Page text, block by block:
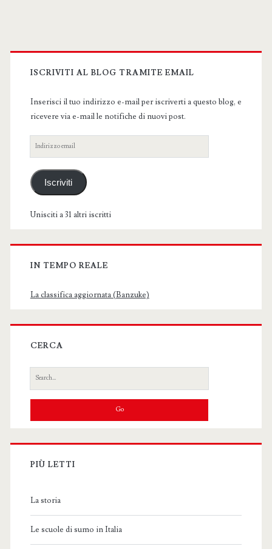
Primary
Sidebar
ISCRIVITI AL BLOG TRAMITE EMAIL
Inserisci il tuo indirizzo e-mail per iscriverti a questo blog, e
ricevere via e-mail le notifiche di nuovi post.
Indirizzo
email
Iscriviti
Unisciti a 31 altri iscritti
IN TEMPO REALE
La classifica aggiornata (Banzuke)
CERCA
Search
for:
PIÙ LETTI
La storia
Le scuole di sumo in Italia